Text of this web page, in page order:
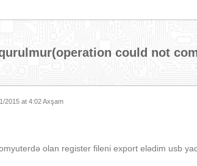
could not
2015 at 4:02 Axşam
olan register fileni export elədim usb